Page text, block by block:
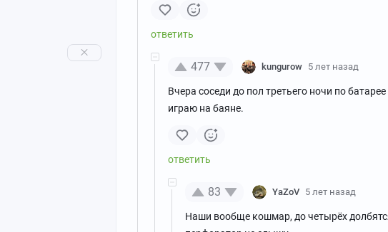
477 kungurow 5 лет назад
Вчера соседи до пол третьего ночи по
играю на баяне.
83 YaZoV 5 лет назад
Наши вообще кошмар, до четырёх